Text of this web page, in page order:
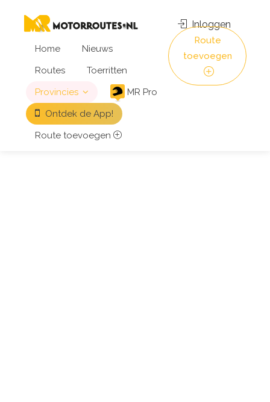
Home
Nieuws
Routes
Toerritten
Provincies
MR Pro
Ontdek de App!
Route toevoegen
Inloggen
Route
toevoegen